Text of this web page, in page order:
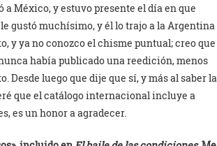
México, y estuvo presente el día en que
gustó muchísimo, y él lo trajo a la Argentina
y ya no conozco el chisme puntual; creo que
había publicado una reedición, menos
Desde luego que dije que sí, y más al saber la
que el catálogo internacional incluye a
es un honor a agradecer.